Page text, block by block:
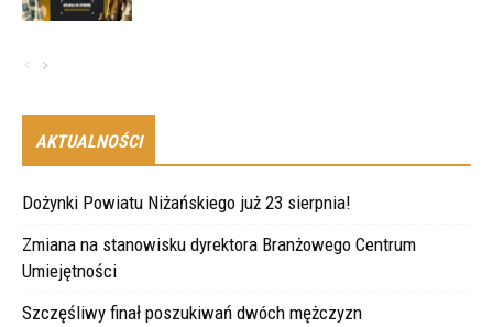
AKTUALNOŚCI
Dożynki Powiatu Niżańskiego już 23 sierpnia!
Zmiana na stanowisku dyrektora Branżowego Centrum
Umiejętności
Szczęśliwy finał poszukiwań dwóch mężczyzn